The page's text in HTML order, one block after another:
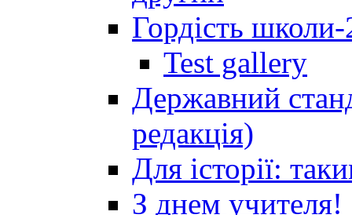
Гордість
Test gallery
Державний
редакція)
Для історії:
З днем учителя!